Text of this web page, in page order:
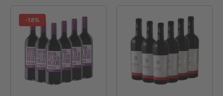
-18%